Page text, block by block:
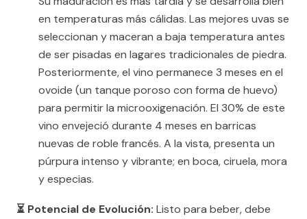
en temperaturas más cálidas. Las mejores uvas se
seleccionan y maceran a baja temperatura antes
de ser pisadas en lagares tradicionales de piedra.
Posteriormente, el vino permanece 3 meses en el
ovoide (un tanque poroso con forma de huevo)
para permitir la microoxigenación. El 30% de este
vino envejeció durante 4 meses en barricas
nuevas de roble francés. A la vista, presenta un
púrpura intenso y vibrante; en boca, ciruela, mora
y especias.
⏳ Potencial de Evolución: Listo para beber, debe